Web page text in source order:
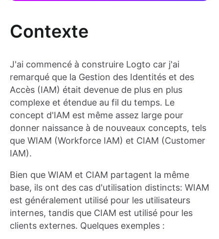
Contexte
J'ai commencé à construire Logto car j'ai
remarqué que la Gestion des Identités et des
Accès (IAM) était devenue de plus en plus
complexe et étendue au fil du temps. Le
concept d'IAM est même assez large pour
donner naissance à de nouveaux concepts, tels
que WIAM (Workforce IAM) et CIAM (Customer
IAM).
Bien que WIAM et CIAM partagent la même
base, ils ont des cas d'utilisation distincts: WIAM
est généralement utilisé pour les utilisateurs
internes, tandis que CIAM est utilisé pour les
clients externes. Quelques exemples :